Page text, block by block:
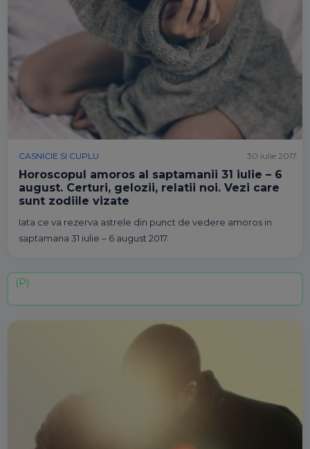
CASNICIE SI CUPLU
Horoscopul amoros al saptamanii 31 iulie – 6
august. Certuri, gelozii, relatii noi. Vezi care
sunt zodiile vizate
Iata ce va rezerva astrele din punct de vedere amoros in
saptamana 31 iulie – 6 august 2017.
30 iulie 2017